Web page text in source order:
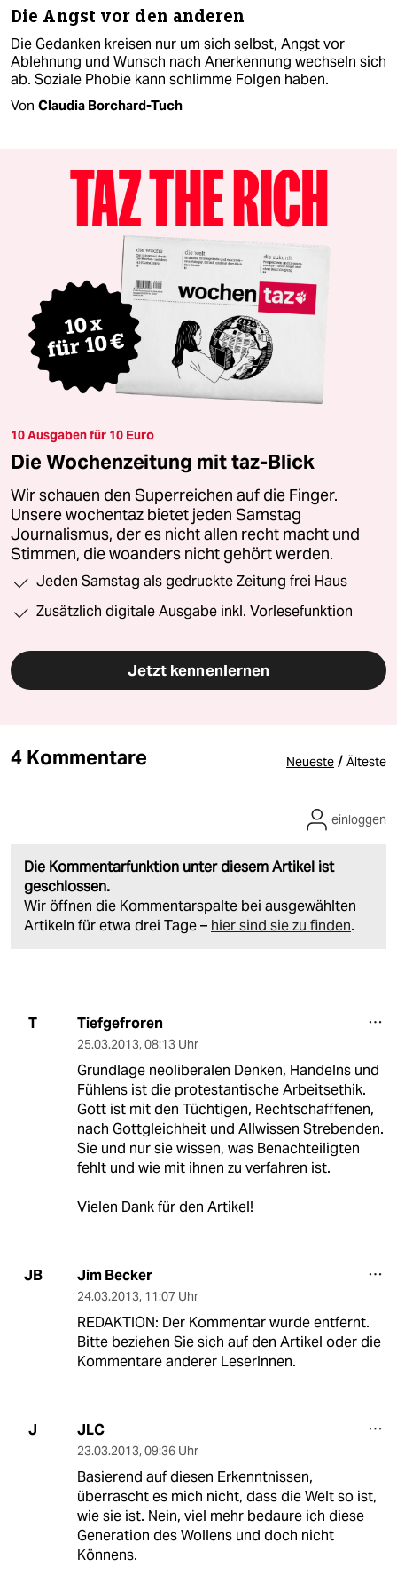
Die Angst vor den anderen
Die Gedanken kreisen nur um sich selbst, Angst vor
Ablehnung und Wunsch nach Anerkennung wechseln sich
ab. Soziale Phobie kann schlimme Folgen haben.
Von Claudia Borchard-Tuch
10 Ausgaben für 10 Euro
Die Wochenzeitung mit taz-Blick
Wir schauen den Superreichen auf die Finger.
Unsere wochentaz bietet jeden Samstag
Journalismus, der es nicht allen recht macht und
Stimmen, die woanders nicht gehört werden.
Jeden Samstag als gedruckte Zeitung frei Haus
Zusätzlich digitale Ausgabe inkl. Vorlesefunktion
Jetzt kennenlernen
4 Kommentare Neueste / Älteste
Die Kommentarfunktion unter diesem Artikel ist
geschlossen.
Wir öffnen die Kommentarspalte bei ausgewählten
Artikeln für etwa drei Tage – hier sind sie zu finden.
einloggen
T Tiefgefroren
25.03.2013, 08:13 Uhr
Grundlage neoliberalen Denken, Handelns und
Fühlens ist die protestantische Arbeitsethik.
Gott ist mit den Tüchtigen, Rechtschafffenen,
nach Gottgleichheit und Allwissen Strebenden.
Sie und nur sie wissen, was Benachteiligten
fehlt und wie mit ihnen zu verfahren ist.
Vielen Dank für den Artikel!
JB Jim Becker
24.03.2013, 11:07 Uhr
REDAKTION: Der Kommentar wurde entfernt.
Bitte beziehen Sie sich auf den Artikel oder die
Kommentare anderer LeserInnen.
J JLC
23.03.2013, 09:36 Uhr
Basierend auf diesen Erkenntnissen,
überrascht es mich nicht, dass die Welt so ist,
wie sie ist. Nein, viel mehr bedaure ich diese
Generation des Wollens und doch nicht
Könnens.